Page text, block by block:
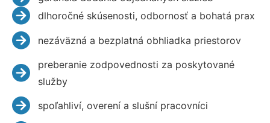
dlhoročné skúsenosti, odbornosť a bohatá prax
nezáväzná a bezplatná obhliadka priestorov
preberanie zodpovednosti za poskytované
služby
spoľahliví, overení a slušní pracovníci